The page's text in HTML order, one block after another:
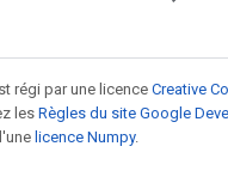
régi par une licence Creative
lesRègles du site Google
licence Numpy.